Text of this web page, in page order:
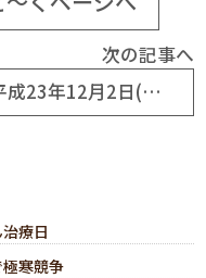
次の記事へ
平成23年12月2日(No5461) 日本人大関が続けて誕生
療日
寒競争